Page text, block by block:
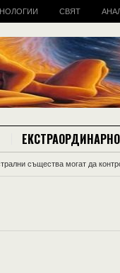
СВЯТ
ЕКСТРАОРДИНАРНО
същества могат да